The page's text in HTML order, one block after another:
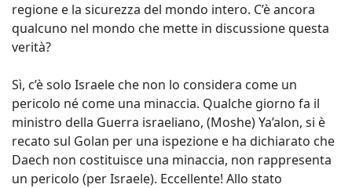
regione e la sicurezza del mondo intero. C’è ancora
qualcuno nel mondo che mette in discussione questa
verità?
Sì, c’è solo Israele che non lo considera come un
pericolo né come una minaccia. Qualche giorno fa il
ministro della Guerra israeliano, (Moshe) Ya’alon, si è
recato sul Golan per una ispezione e ha dichiarato che
Daech non costituisce una minaccia, non rappresenta
un pericolo (per Israele). Eccellente! Allo stato